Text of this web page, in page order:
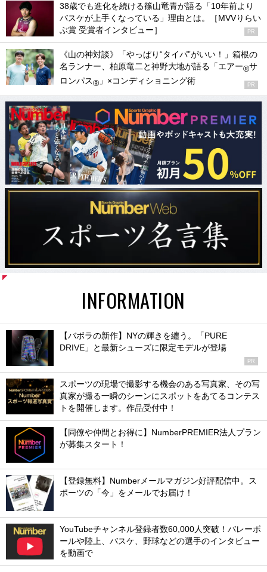
38歳でも進化を続ける篠山竜青が語る「10年前より
バスケが上手くなっている」理由とは。［MVVりらい
ぶ賞 受賞者インタビュー］
PR
《山の神対談》「やっぱり“タイパ”がいい！」箱根の
名ランナー、柏原竜二と神野大地が語る「エアー®サ
ロンパス® 」×コンディショニング術 PR
INFORMATION
【バボラの新作】NYの輝きを纏う。「PURE
DRIVE」と最新シューズに限定モデルが登場
PR
スポーツの現場で撮影する機会のある写真家、その写
真家が撮る一瞬のシーンにスポットをあてるコンテス
トを開催します。作品受付中！
【同僚や仲間とお得に】NumberPREMIER法人プラン
が募集スタート！
【登録無料】Numberメールマガジン好評配信中。ス
ポーツの「今」をメールでお届け！
YouTubeチャンネル登録者数60,000人突破！バレーボ
ールや陸上、バスケ、野球などの選手のインタビュー
を動画で